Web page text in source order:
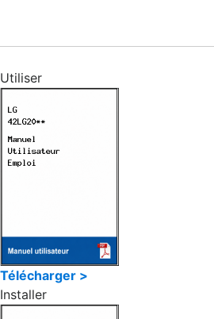
Utiliser
Télécharger >
Installer